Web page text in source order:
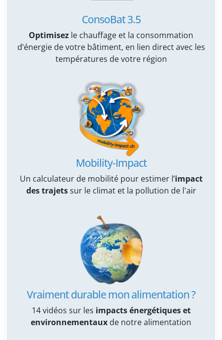
ConsoBat 3.5
Optimisez le chauffage et la consommation
d’énergie de votre bâtiment, en lien direct avec les
températures de votre région
Mobility-Impact
Un calculateur de mobilité pour estimer l’impact
des trajetssur le climat et la pollution de l'air
Vraiment durable mon alimentation ?
14 vidéos sur les impacts énergétiques et
environnementaux de notre alimentation